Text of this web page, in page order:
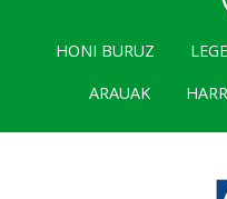
HONI BURUZ
ARAUAK